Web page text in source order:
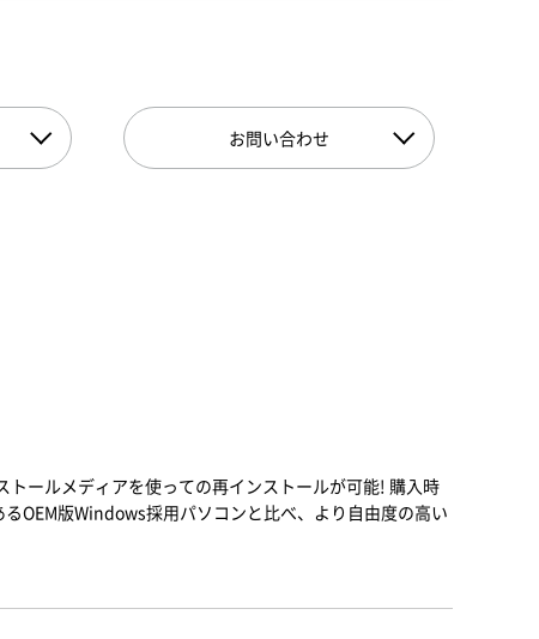
お問い合わせ
ールメディアを使っての再インストールが可能! 購入時
OEM版Windows採用パソコンと比べ、より自由度の高い